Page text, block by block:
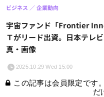
宇宙ファンド「Frontier
Ｔがリード出資。日本テレ
真・画像
ビジネス 企業動向
2025.10.29 Wed 15:00
この記事は会員限定です
だ